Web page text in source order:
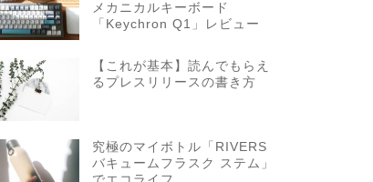
メカニカルキーボード
「Keychron Q1」レビュー
【これが基本】読んでもらえ
るプレスリリースの書き方
究極のマイボトル「RIVERS
バキュームフラスク ステム」